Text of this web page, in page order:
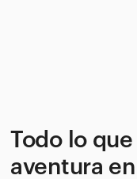
Todo lo
aventura